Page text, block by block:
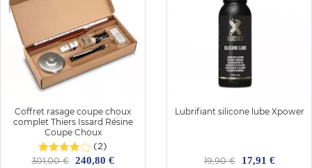
Coffret rasage coupe choux
complet Thiers Issard Résine
Coupe Choux
(2)
301,00 € 240,80 €
Lubrifiant silicone lube Xpower
19,90 € 17,91 €